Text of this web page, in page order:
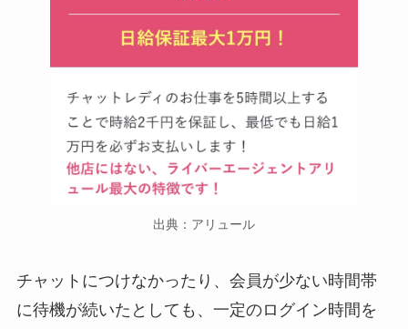
出典：アリュール
チャットにつけなかったり、会員が少ない時間帯
に待機が続いたとしても、一定のログイン時間を